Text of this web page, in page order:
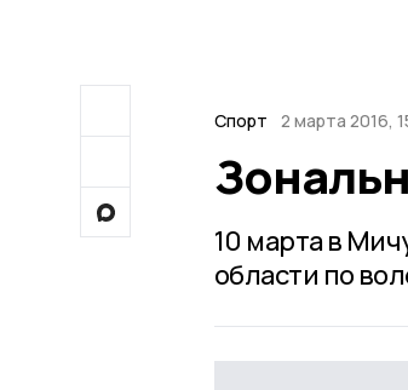
Спорт 2 марта 2016,
10 марта в
области по